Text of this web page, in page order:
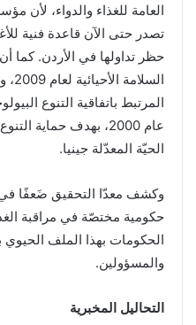
العامة للغذاء والدواء، لأن
تصدر حتى الآن قاعدة فنية
حظر تداولها في الأردن. كما
المرتبط باتفاقية التنوع
عام 2000، بهدف حماية
الحيّة المعدّلة جينيا.
وكشف معدّا التحقيق ضَعفًا
حكومية مختصّة في مراقبة
الحكومات بهذا الملف
والمسؤولين.
التحاليل المخبرية